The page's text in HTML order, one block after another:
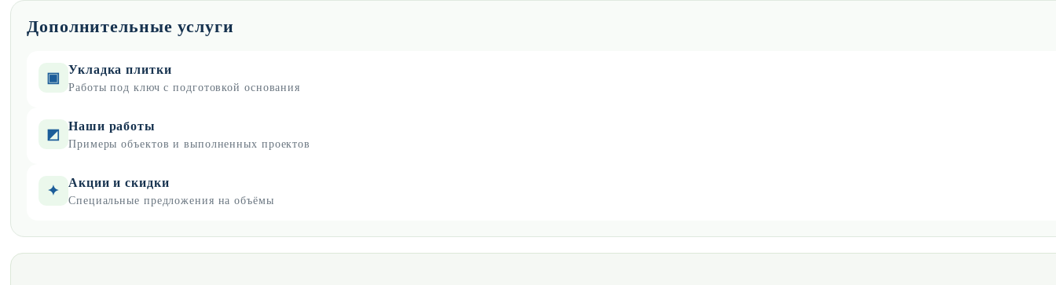
Дополнительные услуги
▣
Укладка плитки
Работы под ключ с подготовкой основания
◩
Наши работы
Примеры объектов и выполненных проектов
✦
Акции и скидки
Специальные предложения на объёмы